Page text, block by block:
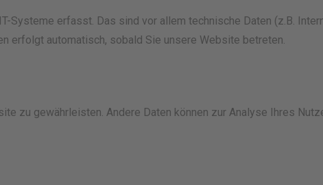
Systeme erfasst. Das sind vor allem technische Daten (z.B.
erfolgt automatisch, sobald Sie unsere Website betreten.
zu gewährleisten. Andere Daten können zur Analyse Ihres